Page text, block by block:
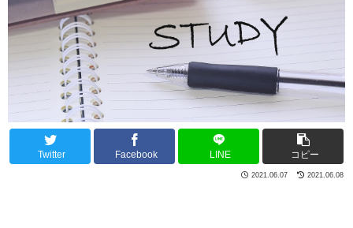
Twitter Facebook LINE コピー
2021.06.08
2021.06.07